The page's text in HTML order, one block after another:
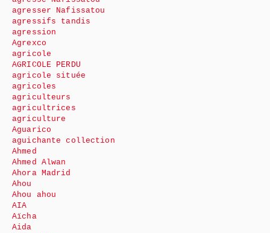
agresser Nafissatou
agressifs tandis
agression
Agrexco
agricole
AGRICOLE PERDU
agricole située
agricoles
agriculteurs
agricultrices
agriculture
Aguarico
aguichante collection
Ahmed
Ahmed Alwan
Ahora Madrid
Ahou
Ahou ahou
AIA
Aïcha
Aida